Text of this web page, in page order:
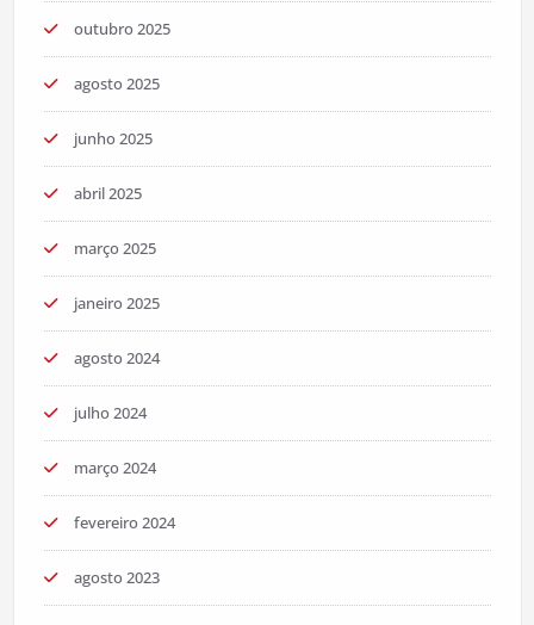
outubro 2025
agosto 2025
junho 2025
abril 2025
março 2025
janeiro 2025
agosto 2024
julho 2024
março 2024
fevereiro 2024
agosto 2023